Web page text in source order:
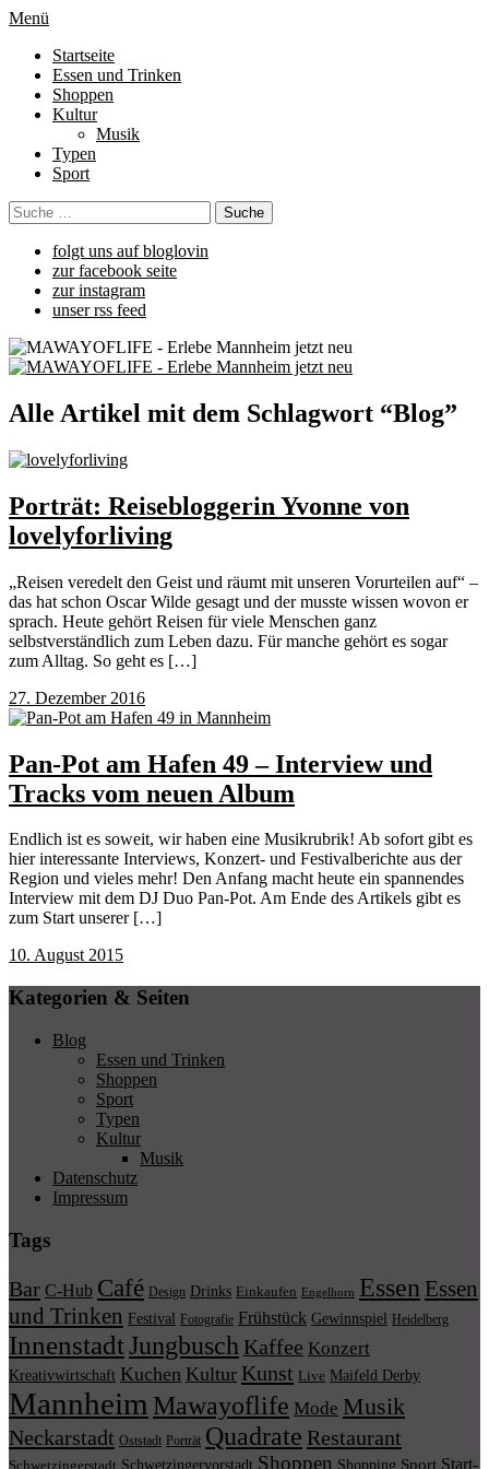
Menü
Startseite
Essen und Trinken
Shoppen
Kultur
Musik
Typen
Sport
folgt uns auf bloglovin
zur facebook seite
zur instagram
unser rss feed
Alle Artikel mit dem Schlagwort “Blog”
Porträt: Reisebloggerin Yvonne von
lovelyforliving
„Reisen veredelt den Geist und räumt mit unseren Vorurteilen auf“ –
das hat schon Oscar Wilde gesagt und der musste wissen wovon er
sprach. Heute gehört Reisen für viele Menschen ganz
selbstverständlich zum Leben dazu. Für manche gehört es sogar
zum Alltag. So geht es […]
27. Dezember 2016
Pan-Pot am Hafen 49 – Interview und
Tracks vom neuen Album
Endlich ist es soweit, wir haben eine Musikrubrik! Ab sofort gibt es
hier interessante Interviews, Konzert- und Festivalberichte aus der
Region und vieles mehr! Den Anfang macht heute ein spannendes
Interview mit dem DJ Duo Pan-Pot. Am Ende des Artikels gibt es
zum Start unserer […]
10. August 2015
Kategorien & Seiten
Blog
Essen und Trinken
Shoppen
Sport
Typen
Kultur
Musik
Datenschutz
Impressum
Tags
Bar C-Hub Café Design Drinks Einkaufen Engelhorn Essen Essen
und Trinken Festival Fotografie Frühstück Gewinnspiel Heidelberg
InnenstadtJungbusch Kaffee Konzert
Kreativwirtschaft Kuchen Kultur Kunst Live Maifeld Derby
Mannheim Mawayoflife Mode Musik
Neckarstadt Oststadt Porträt Quadrate Restaurant
Schwetzingerstadt Schwetzingervorstadt Shoppen Shopping Sport Start-